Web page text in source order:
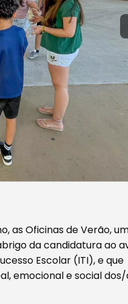
as Oficinas de Verão,
da candidatura ao
Escolar (ITI), e que
emocional e social